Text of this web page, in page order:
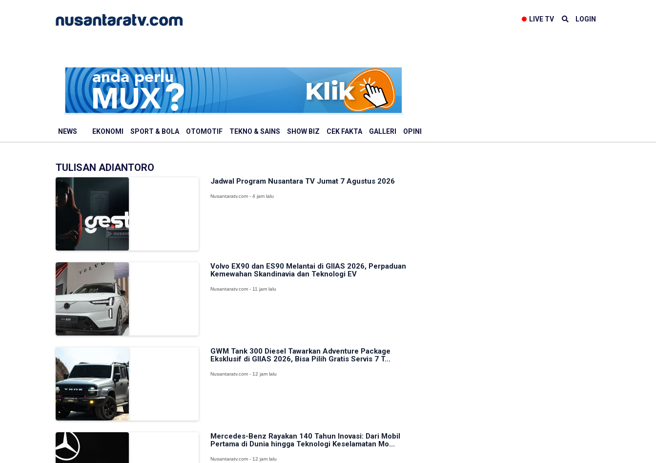
LIVE TV LOGIN
NEWS EKONOMI SPORT & BOLA OTOMOTIF TEKNO & SAINS SHOW BIZ CEK FAKTA GALLERI OPINI
TULISAN ADIANTORO
Jadwal Program Nusantara TV Jumat 7 Agustus 2026
Nusantaratv.com - 4 jam lalu
Volvo EX90 dan ES90 Melantai di GIIAS 2026, Perpaduan
Kemewahan Skandinavia dan Teknologi EV
Nusantaratv.com - 11 jam lalu
GWM Tank 300 Diesel Tawarkan Adventure Package
Eksklusif di GIIAS 2026, Bisa Pilih Gratis Servis 7 T...
Nusantaratv.com - 12 jam lalu
Mercedes-Benz Rayakan 140 Tahun Inovasi: Dari Mobil
Pertama di Dunia hingga Teknologi Keselamatan Mo...
Nusantaratv.com - 12 jam lalu